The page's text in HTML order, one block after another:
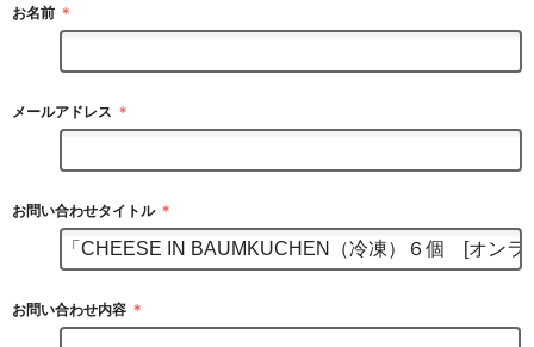
お名前 ＊
メールアドレス ＊
お問い合わせタイトル ＊
お問い合わせ内容 ＊